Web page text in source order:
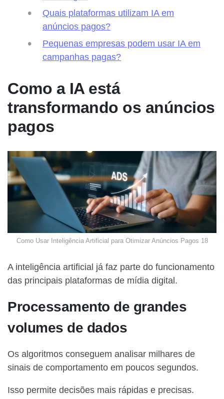
Quais plataformas utilizam IA em
anúncios pagos?
Pequenas empresas podem usar IA em
campanhas pagas?
Como a IA está
transformando os anúncios
pagos
Como Usar Inteligência Artificial para Otimizar Anúncios Pagos 18
A inteligência artificial já faz parte do funcionamento
das principais plataformas de mídia digital.
Processamento de grandes
volumes de dados
Os algoritmos conseguem analisar milhares de
sinais de comportamento em poucos segundos.
Isso permite decisões mais rápidas e precisas.